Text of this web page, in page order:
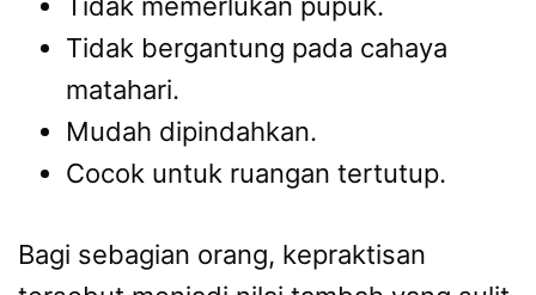
Tidak bergantung pada cahaya
matahari.
Mudah dipindahkan.
Cocok untuk ruangan tertutup.
Bagi sebagian orang, kepraktisan